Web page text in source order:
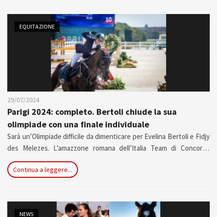
famiglie ai piedi del Monte Rosa, in un clima di condivisione
autentica.
EQUITAZIONE
29/07/2024
Parigi 2024: completo. Bertoli chiude la sua
olimpiade con una finale individuale
Sarà un’Olimpiade difficile da dimenticare per Evelina Bertoli e Fidjy
des Melezes. L’amazzone romana dell’Italia Team di Concorso
Completo oggi, lunedì 29 luglio, ha preso parte alla sua prima finale
olimpica riservata ai migliori venticinque binomi presenti a Parigi
Continua a leggere...
NEWS